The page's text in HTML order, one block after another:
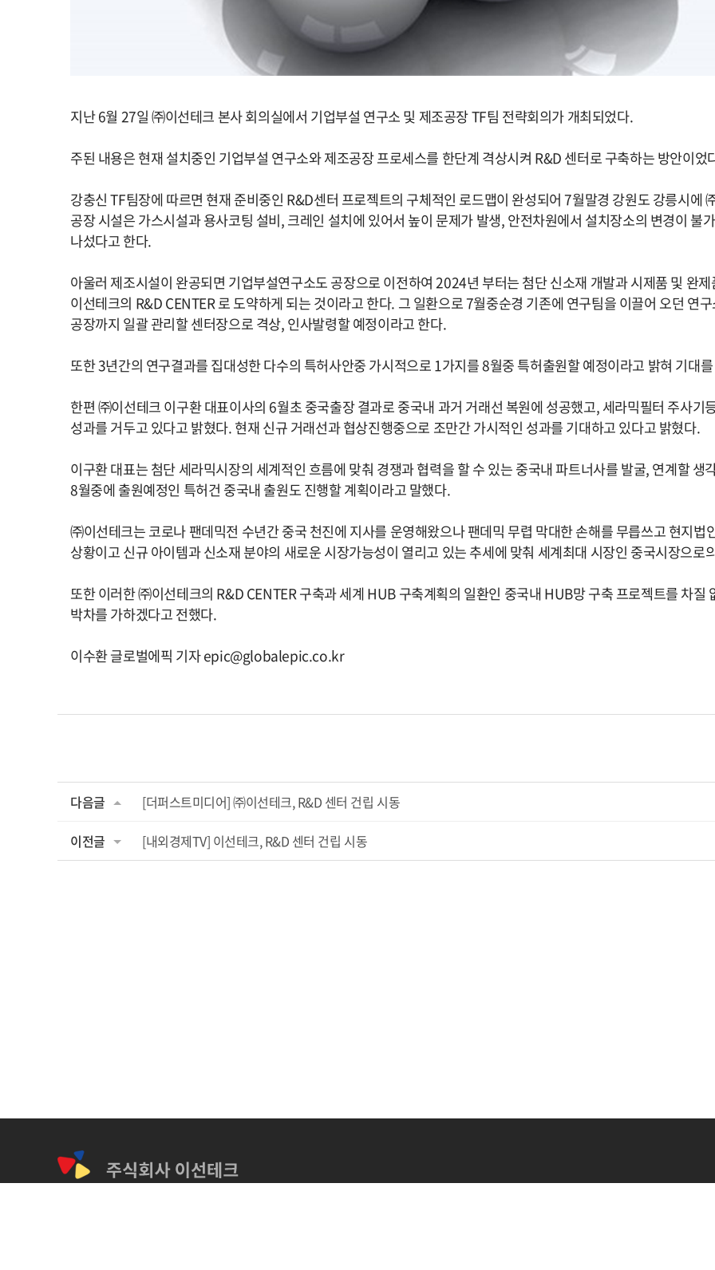
지난6월 27일 ㈜이선테크 본사 회의실에서 기업부설 연구소 및 제조공장TF팀 전략회의가 개최되었다.
주된 내용은 현재 설치중인 기업부설 연구소와 제조공장 프로세스를 한단계 격상시켜 R&D센터로 구축하는 방안이었
강충신TF팀장에 따르면 현재 준비중인 R&D센터 프로젝트의 구체적인 로드맵이 완성되어7월말경 강원도 강릉시에
공장 시설은 가스시설과 용사코팅 설비,크레인 설치에 있어서 높이 문제가 발생,안전차원에서 설치장소의 변경이 불
나섰다고 한다.
아울러 제조시설이 완공되면 기업부설연구소도 공장으로 이전하여2024년 부터는 첨단 신소재 개발과 시제품 및 완
이선테크의 R&D CENTER로 도약하게 되는 것이라고 한다. 그 일환으로7월중순경 기존에 연구팀을 이끌어 오던 연
공장까지 일괄 관리할 센터장으로 격상,인사발령할 예정이라고 한다.
또한3년간의 연구결과를 집대성한 다수의 특허사안중 가시적으로1가지를8월중 특허출원할 예정이라고 밝혀 기대
한편 ㈜이선테크 이구환 대표이사의 6월초 중국출장 결과로 중국내 과거 거래선 복원에 성공했고,세라믹필터 주사기
성과를 거두고 있다고 밝혔다.현재 신규 거래선과 협상진행중으로 조만간 가시적인 성과를 기대하고 있다고 밝혔다.
이구환 대표는 첨단 세라믹시장의 세계적인 흐름에 맞춰 경쟁과 협력을 할 수 있는 중국내 파트너사를 발굴,연계할 생
8월중에 출원예정인 특허건 중국내 출원도 진행할 계획이라고 말했다.
㈜이선테크는 코로나 팬데믹전 수년간 중국 천진에 지사를 운영해왔으나 팬데믹 무렵 막대한 손해를 무릅쓰고 현지법
상황이고 신규 아이템과 신소재 분야의 새로운 시장가능성이 열리고 있는 추세에 맞춰 세계최대 시장인 중국시장으로
또한 이러한 ㈜이선테크의 R&D CENTER구축과 세계HUB구축계획의 일환인 중국내HUB망 구축 프로젝트를 차질
박차를 가하겠다고 전했다.
이수환 글로벌에픽 기자epic@globalepic.co.kr
다음글 [더퍼스트미디어] ㈜이선테크, R&D 센터 건립 시동
이전글 [내외경제TV] 이선테크, R&D 센터 건립 시동